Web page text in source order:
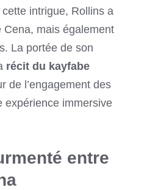
intrigue, Rollins a
Cena, mais également
La portée de son
récit du kayfabe
de l’engagement des
expérience immersive
entre